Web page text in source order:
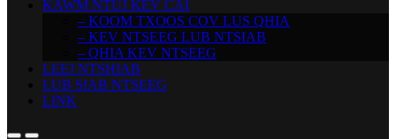
KAWM NTUJ KEV CAI
– KOOM TXOOS COV LUS QHIA
– KEV NTSEEG LUB NTSIAB
– QHIA KEV NTSEEG
LEEJ NTSHIAB
LUB SIAB NTSEEG
LINK